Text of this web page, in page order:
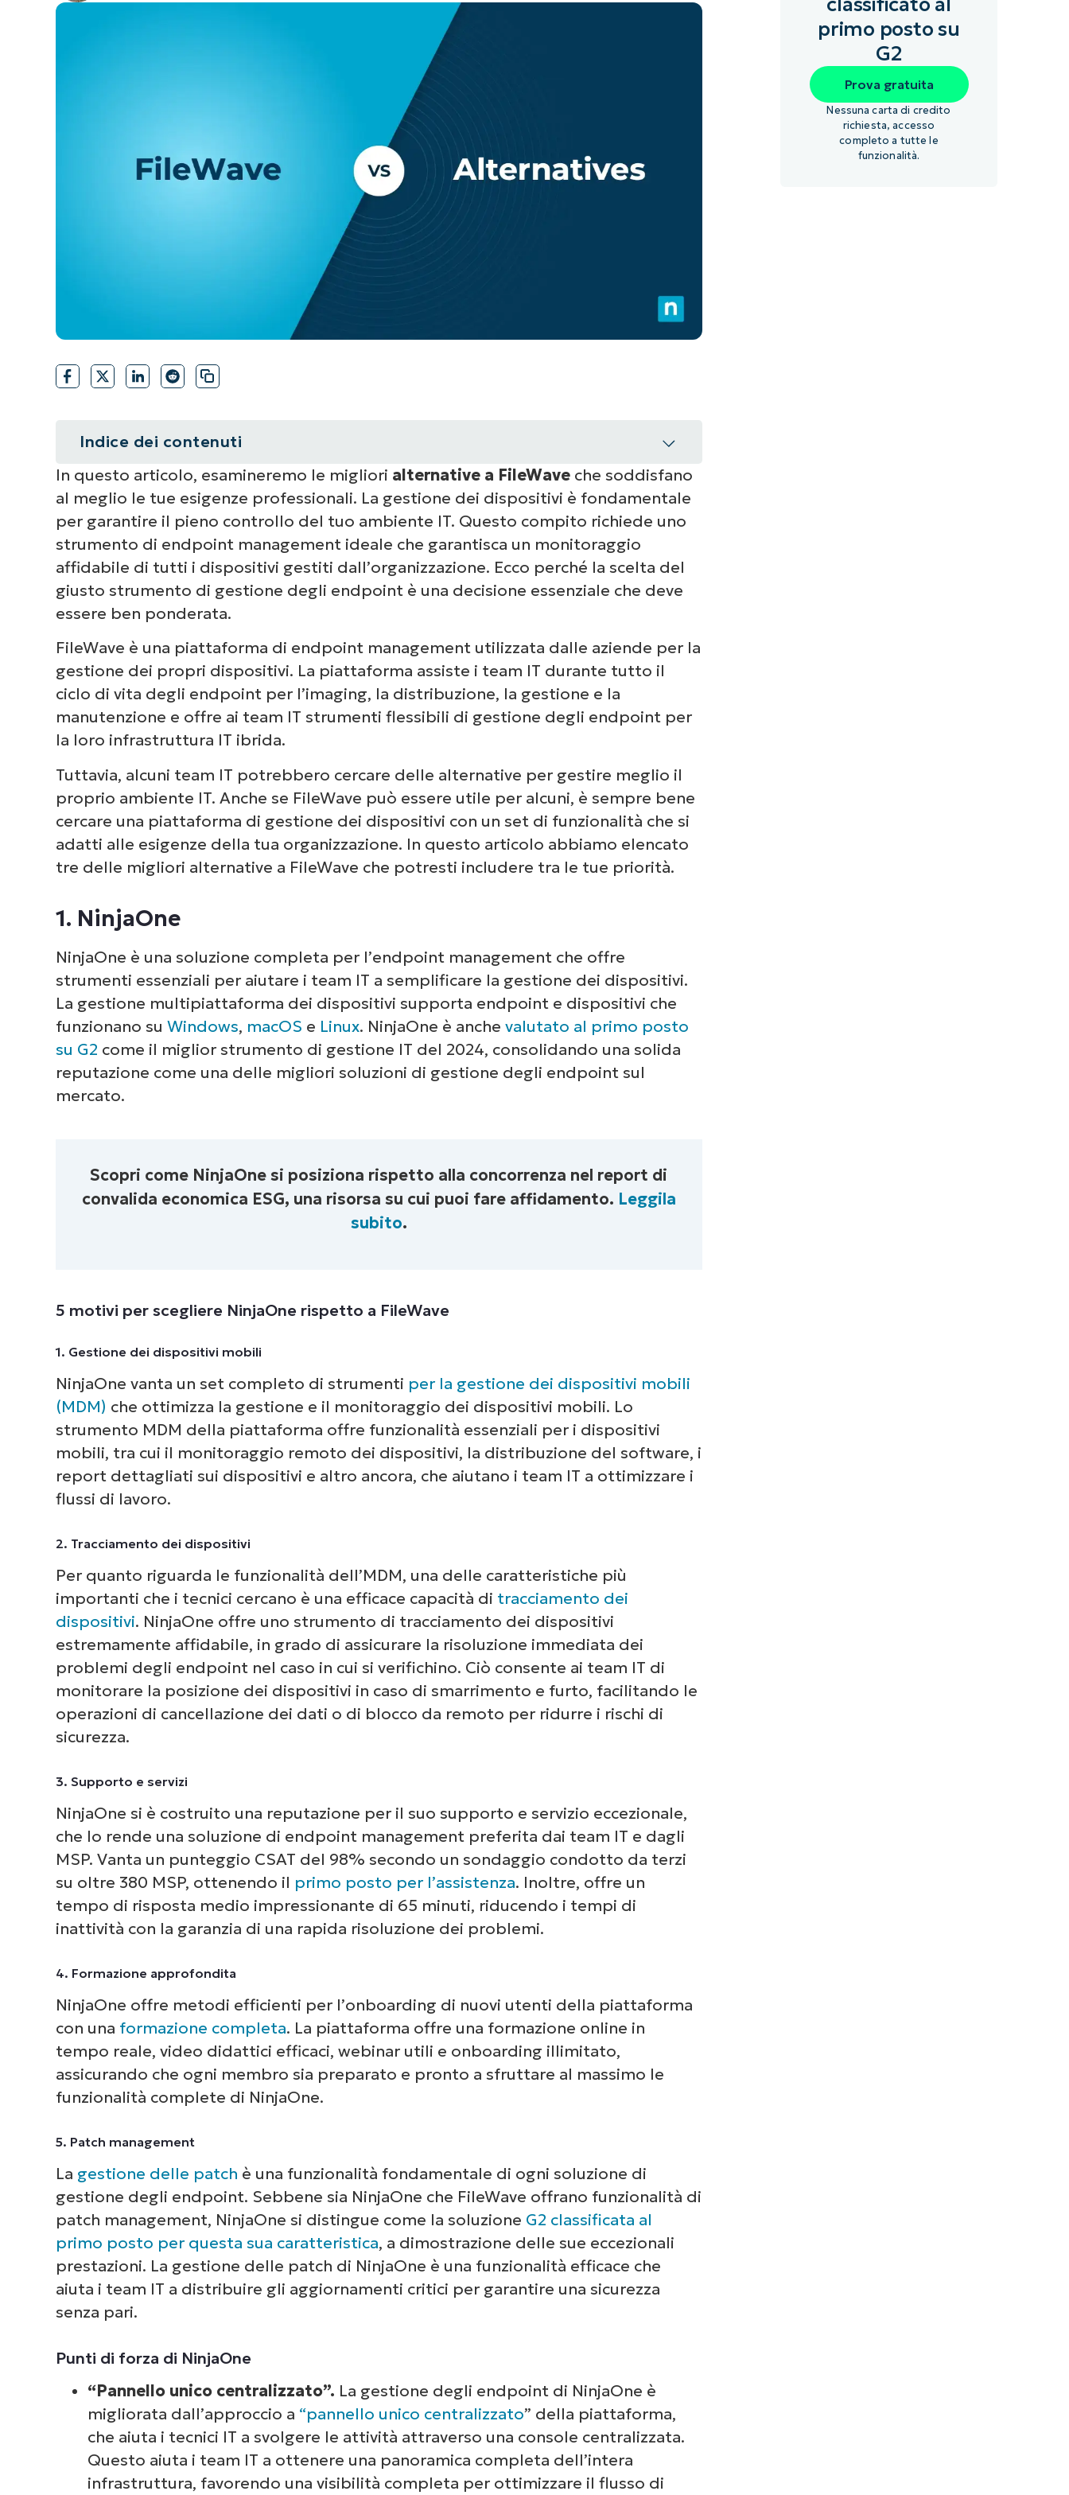
GUARDA UNA DEMO
GUARDA UNA DEMO
GUARDA UNA DEMO
Indice dei contenuti
Riepilogo
1. NinjaOne
2. Scalefusion
3. Hexnode
Scegliere tra le migliori alternative a FileWave
In questo articolo, esamineremo le migliori alternative a FileWaveche soddisfano
al meglio le tue esigenze professionali. La gestione dei dispositivi è fondamentale
per garantire il pieno controllo del tuo ambiente IT. Questo compito richiede uno
strumento di endpoint management ideale che garantisca un monitoraggio
affidabile di tutti i dispositivi gestiti dall’organizzazione. Ecco perché la scelta del
giusto strumento di gestione degli endpoint è una decisione essenziale che deve
essere ben ponderata.
FileWave è una piattaforma di endpoint management utilizzata dalle aziende per la
gestione dei propri dispositivi. La piattaforma assiste i team IT durante tutto il
ciclo di vita degli endpoint per l’imaging, la distribuzione, la gestione e la
manutenzione e offre ai team IT strumenti flessibili di gestione degli endpoint per
la loro infrastruttura IT ibrida.
Tuttavia, alcuni team IT potrebbero cercare delle alternative per gestire meglio il
proprio ambiente IT. Anche se FileWave può essere utile per alcuni, è sempre bene
cercare una piattaforma di gestione dei dispositivi con un set di funzionalità che si
adatti alle esigenze della tua organizzazione. In questo articolo abbiamo elencato
tre delle migliori alternative a FileWave che potresti includere tra le tue priorità.
1. NinjaOne
NinjaOne è una soluzione completa per l’endpoint management che offre
strumenti essenziali per aiutare i team IT a semplificare la gestione dei dispositivi.
La gestione multipiattaforma dei dispositivi supporta endpoint e dispositivi che
funzionano su Windows, macOS e Linux. NinjaOne è anche valutato al primo posto
su G2 come il miglior strumento di gestione IT del 2024, consolidando una solida
reputazione come una delle migliori soluzioni di gestione degli endpoint sul
mercato.
Scopri come NinjaOne si posiziona rispetto alla concorrenza nel report di
convalida economica ESG, una risorsa su cui puoi fare affidamento. Leggila
subito.
5 motivi per scegliere NinjaOne rispetto a FileWave
1. Gestione dei dispositivi mobili
NinjaOne vanta un set completo di strumenti per la gestione dei dispositivi mobili
(MDM) che ottimizza la gestione e il monitoraggio dei dispositivi mobili. Lo
strumento MDM della piattaforma offre funzionalità essenziali per i dispositivi
mobili, tra cui il monitoraggio remoto dei dispositivi, la distribuzione del software, i
report dettagliati sui dispositivi e altro ancora, che aiutano i team IT a ottimizzare i
flussi di lavoro.
2. Tracciamento dei dispositivi
Per quanto riguarda le funzionalità dell’MDM, una delle caratteristiche più
importanti che i tecnici cercano è una efficace capacità di tracciamento dei
dispositivi. NinjaOne offre uno strumento di tracciamento dei dispositivi
estremamente affidabile, in grado di assicurare la risoluzione immediata dei
problemi degli endpoint nel caso in cui si verifichino. Ciò consente ai team IT di
monitorare la posizione dei dispositivi in caso di smarrimento e furto, facilitando le
operazioni di cancellazione dei dati o di blocco da remoto per ridurre i rischi di
sicurezza.
3. Supporto e servizi
NinjaOne si è costruito una reputazione per il suo supporto e servizio eccezionale,
che lo rende una soluzione di endpoint management preferita dai team IT e dagli
MSP. Vanta un punteggio CSAT del 98% secondo un sondaggio condotto da terzi
su oltre 380 MSP, ottenendo il primo posto per l’assistenza. Inoltre, offre un
tempo di risposta medio impressionante di 65 minuti, riducendo i tempi di
inattività con la garanzia di una rapida risoluzione dei problemi.
4. Formazione approfondita
NinjaOne offre metodi efficienti per l’onboarding di nuovi utenti della piattaforma
con una formazione completa. La piattaforma offre una formazione online in
tempo reale, video didattici efficaci, webinar utili e onboarding illimitato,
assicurando che ogni membro sia preparato e pronto a sfruttare al massimo le
funzionalità complete di NinjaOne.
5. Patch management
La gestione delle patch è una funzionalità fondamentale di ogni soluzione di
gestione degli endpoint. Sebbene sia NinjaOne che FileWave offrano funzionalità di
patch management, NinjaOne si distingue come la soluzione G2 classificata al
primo posto per questa sua caratteristica, a dimostrazione delle sue eccezionali
prestazioni. La gestione delle patch di NinjaOne è una funzionalità efficace che
aiuta i team IT a distribuire gli aggiornamenti critici per garantire una sicurezza
senza pari.
Punti di forza di NinjaOne
“Pannello unico centralizzato”. La gestione degli endpoint di NinjaOne è
migliorata dall’approccio a “pannello unico centralizzato” della piattaforma,
che aiuta i tecnici IT a svolgere le attività attraverso una console centralizzata.
Questo aiuta i team IT a ottenere una panoramica completa dell’intera
infrastruttura, favorendo una visibilità completa per ottimizzare il flusso di
primo posto su
G2
Prova gratuita
Nessuna carta di credito
richiesta, accesso
completo a tutte le
funzionalità.
Guarda NinjaOne in
azione
degli endpoint, il patching, l’MDM, il ticketing e altro
ancora.
Scopri le demo